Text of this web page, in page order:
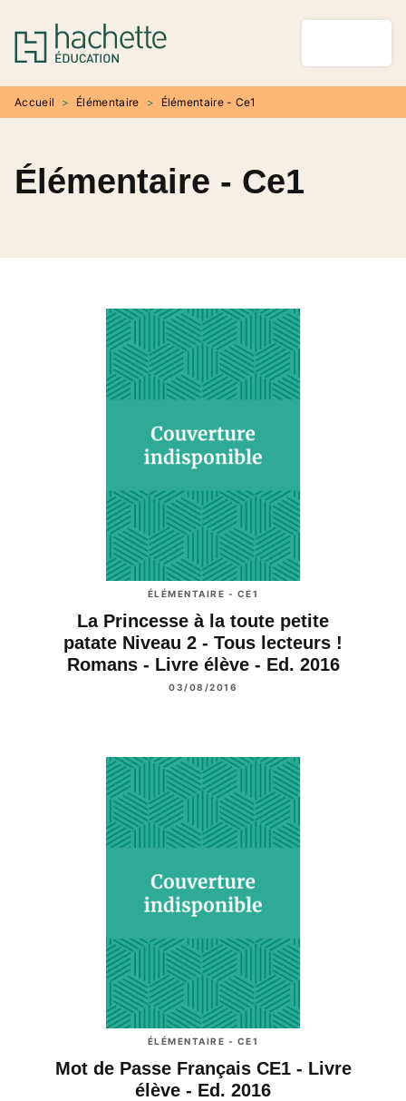
MENU RECHERCHE
PIED DE PAGE
Accueil > Élémentaire > Élémentaire - Ce1
Élémentaire - Ce1
ÉLÉMENTAIRE - CE1
La Princesse à la toute petite
patate Niveau 2 - Tous lecteurs !
Romans - Livre élève - Ed. 2016
03/08/2016
ÉLÉMENTAIRE - CE1
Mot de Passe Français CE1 - Livre
élève - Ed. 2016